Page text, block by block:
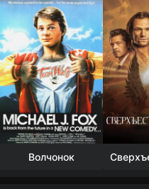
Волчонок